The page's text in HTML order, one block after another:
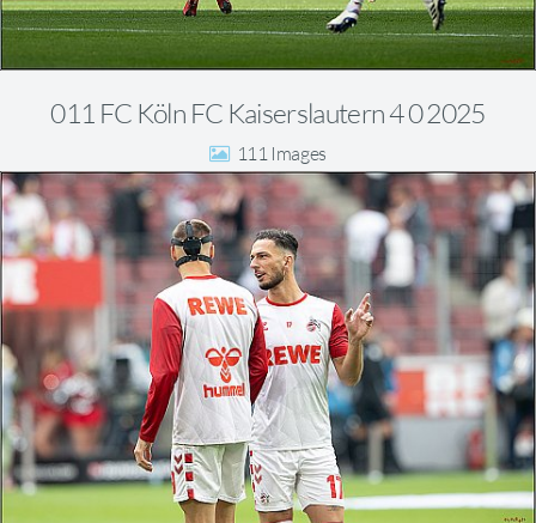
011 FC Köln FC Kaiserslautern 4 0 2025
111